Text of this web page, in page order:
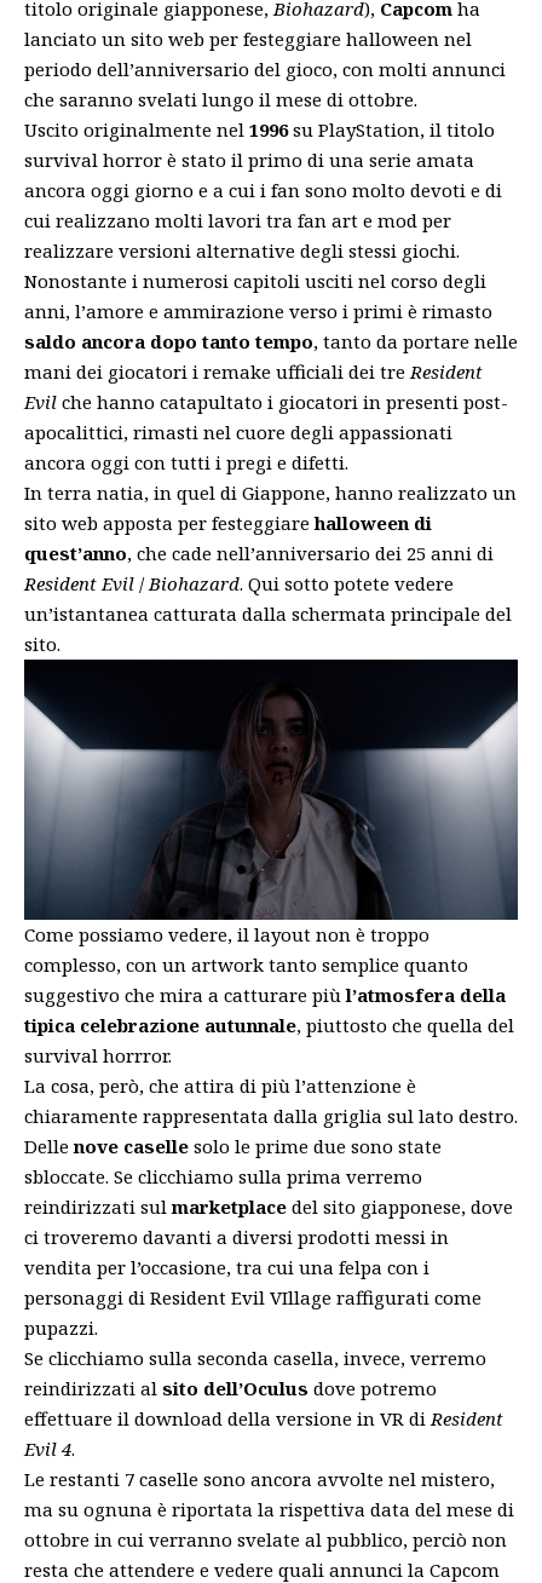
titolo originale giapponese, Biohazard), Capcom ha
lanciato un sito web per festeggiare halloween nel
periodo dell’anniversario del gioco, con molti annunci
che saranno svelati lungo il mese di ottobre.
Uscito originalmente nel 1996su PlayStation, il titolo
survival horror è stato il primo di una serie amata
ancora oggi giorno e a cui i fan sono molto devoti e di
cui realizzano molti lavori tra fan art e mod per
realizzare versioni alternative degli stessi giochi.
Nonostante i numerosi capitoli usciti nel corso degli
anni, l’amore e ammirazione verso i primi è rimasto
saldo ancora dopo tanto tempo, tanto da portare nelle
mani dei giocatori i remake ufficiali dei tre Resident
Evil che hanno catapultato i giocatori in presenti post-
apocalittici, rimasti nel cuore degli appassionati
ancora oggi con tutti i pregi e difetti.
In terra natia, in quel di Giappone, hanno realizzato un
sito web apposta per festeggiarehalloween di
quest’anno, che cade nell’anniversario dei 25 anni di
Resident Evil / Biohazard. Qui sotto potete vedere
un’istantanea catturata dalla schermata principale del
sito.
Come possiamo vedere, il layout non è troppo
complesso, con un artwork tanto semplice quanto
suggestivo che mira a catturare più l’atmosfera della
tipica celebrazione autunnale, piuttosto che quella del
survival horrror.
La cosa, però, che attira di più l’attenzione è
chiaramente rappresentata dalla griglia sul lato destro.
Dellenove caselle solo le prime due sono state
sbloccate. Se clicchiamo sulla prima verremo
reindirizzati sulmarketplace del sito giapponese, dove
ci troveremo davanti a diversi prodotti messi in
vendita per l’occasione, tra cui una felpa con i
personaggi di Resident Evil VIllage raffigurati come
pupazzi.
Se clicchiamo sulla seconda casella, invece, verremo
reindirizzati al sito dell’Oculus dove potremo
effettuare il download della versione in VR di Resident
Evil 4.
Le restanti 7 caselle sono ancora avvolte nel mistero,
ma su ognuna è riportata la rispettiva data del mese di
ottobre in cui verranno svelate al pubblico, perciò non
resta che attendere e vedere quali annunci la Capcom